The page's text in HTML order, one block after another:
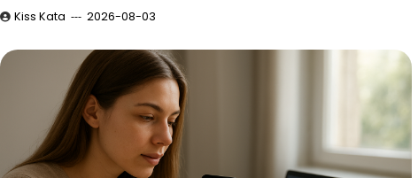
Kiss Kata 2026-08-03